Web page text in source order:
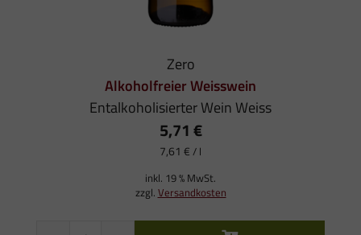
Zero
Alkoholfreier Weisswein
Entalkoholisierter Wein Weiss
5,71€
7,61 € / l
inkl. 19 % MwSt.
zzgl. Versandkosten